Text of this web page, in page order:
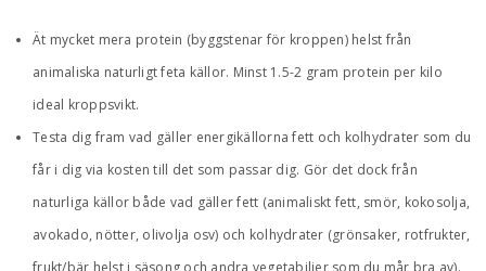
Ät mycket mera protein (byggstenar för kroppen) helst från
animaliska naturligt feta källor. Minst 1.5-2 gram protein per kilo
ideal kroppsvikt.
Testa dig fram vad gäller energikällorna fett och kolhydrater som du
får i dig via kosten till det som passar dig. Gör det dock från
naturliga källor både vad gäller fett (animaliskt fett, smör, kokosolja,
avokado, nötter, olivolja osv) och kolhydrater (grönsaker, rotfrukter,